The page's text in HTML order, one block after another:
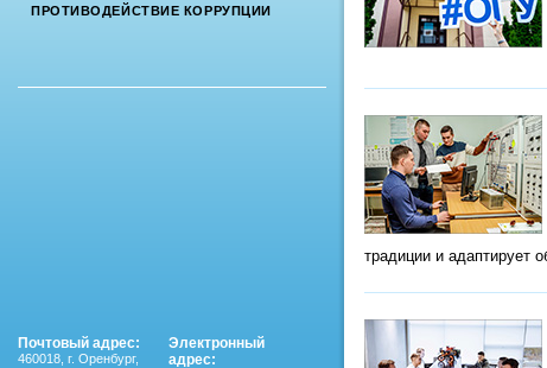
ПРОТИВОДЕЙСТВИЕ КОРРУПЦИИ
традиции и адаптирует
Почтовый адрес:
460018 г. Оренбург,
Электронный
адрес: